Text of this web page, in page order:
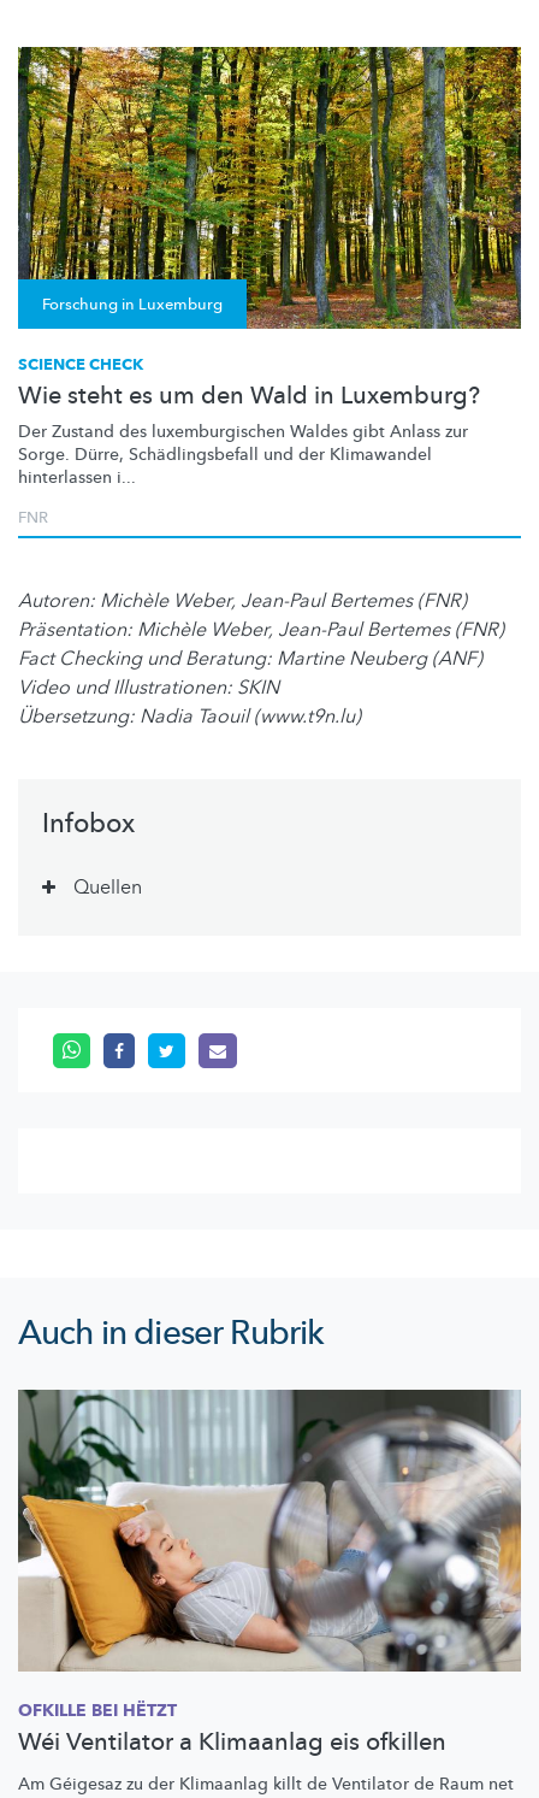
Forschung in Luxemburg
SCIENCE CHECK
Wie steht es um den Wald in Luxemburg?
Der Zustand des luxemburgischen Waldes gibt Anlass zur
Sorge. Dürre, Schädlingsbefall und der Klimawandel
hinterlassen i...
FNR
Autoren: Michèle Weber, Jean-Paul Bertemes (FNR)
Präsentation: Michèle Weber, Jean-Paul Bertemes (FNR)
Fact Checking und Beratung: Martine Neuberg (ANF)
Video und Illustrationen: SKIN
Übersetzung: Nadia Taouil (www.t9n.lu)
Infobox
Quellen
Auch in dieser Rubrik
OFKILLE BEI HËTZT
Wéi Ventilator a Klimaanlag eis ofkillen
Am Géigesaz zu der Klimaanlag killt de Ventilator de Raum net